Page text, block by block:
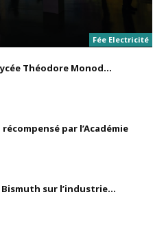
Fée Electricité
Théodore Monod...
par l’Académie
sur l’industrie...